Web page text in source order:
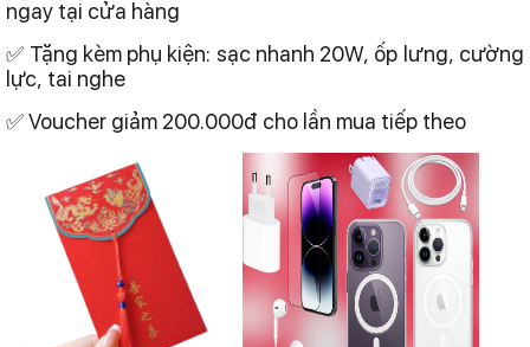
ngay tại cửa hàng
✅ Tặng kèm phụ kiện: sạc nhanh 20W, ốp lưng, cường
lực, tai nghe
✅ Voucher giảm 200.000đ cho lần mua tiếp theo